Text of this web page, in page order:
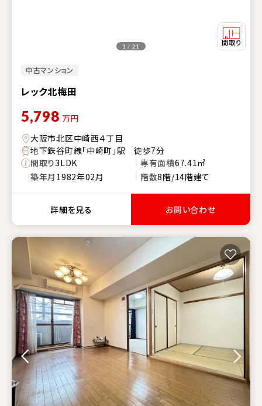
中古マンション
レック北梅田
1 / 21
5,798 万円
大阪市北区中崎西４丁目
地下鉄谷町線「中崎町」駅 徒歩7分
間取り3LDK 専有面積67.41㎡
築年月 1982年02月 階数8階/14階建て
詳細を見る お問い合わせ